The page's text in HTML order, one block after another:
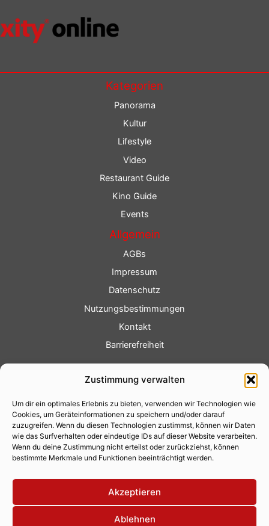
Zustimmung verwalten
Um dir ein optimales Erlebnis zu bieten, verwenden wir Technologien wie
Cookies, um Geräteinformationen zu speichern und/oder darauf
zuzugreifen. Wenn du diesen Technologien zustimmst, können wir Daten
wie das Surfverhalten oder eindeutige IDs auf dieser Website verarbeiten.
Wenn du deine Zustimmung nicht erteilst oder zurückziehst, können
bestimmte Merkmale und Funktionen beeinträchtigt werden.
Akzeptieren
Ablehnen
Kategorien
Panorama
Kultur
Lifestyle
Video
Restaurant Guide
Kino Guide
Events
Allgemein
AGBs
Impressum
Datenschutz
Nutzungsbestimmungen
Kontakt
Barrierefreiheit
Fotoservice
Videoservice
Werbung
Contenterstellung
Lokalnachrichten
Lokalfernsehen
Eventkalender